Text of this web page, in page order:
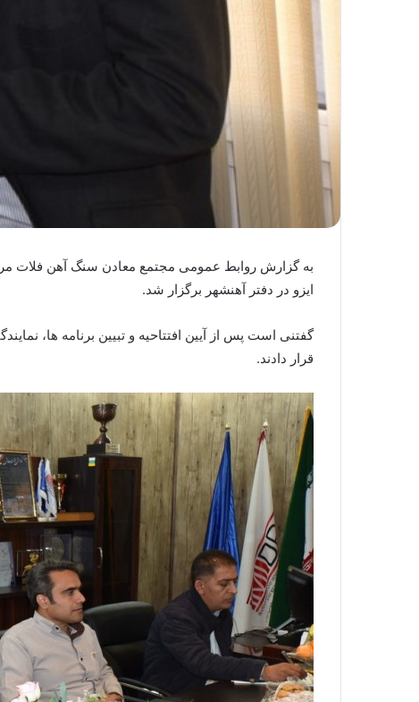
ایزو در دفتر آهنشهر برگزار شد.
قرار دادند.